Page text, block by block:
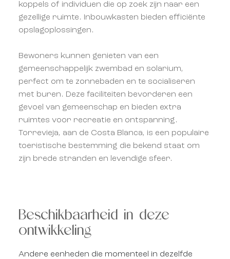
koppels of individuen die op zoek zijn naar een
gezellige ruimte. Inbouwkasten bieden efficiënte
opslagoplossingen.
Bewoners kunnen genieten van een
gemeenschappelijk zwembad en solarium,
perfect om te zonnebaden en te socialiseren
met buren. Deze faciliteiten bevorderen een
gevoel van gemeenschap en bieden extra
ruimtes voor recreatie en ontspanning.
Torrevieja, aan de Costa Blanca, is een populaire
toeristische bestemming die bekend staat om
zijn brede stranden en levendige sfeer.
Beschikbaarheid in deze
ontwikkeling
Andere eenheden die momenteel in dezelfde